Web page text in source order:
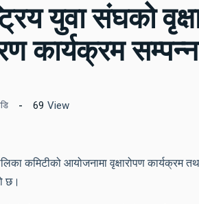
युवा संघको
कार्यक्रम सम्पन्न
69 View
कमिटीको आयोजनामा वृक्षारोपण
छ।